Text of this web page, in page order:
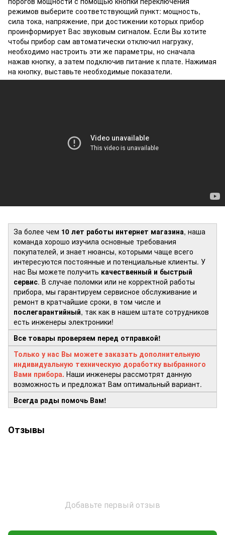
режимов выберите соответствующий пункт: мощность,
сила тока, напряжение, при достижении которых прибор
проинформирует Вас звуковым сигналом. Если Вы хотите
чтобы прибор сам автоматически отключил нагрузку,
необходимо настроить эти же параметры, но сначала
нажав кнопку, а затем подключив питание к плате. Нажимая
на кнопку, выставьте необходимые показатели.
За более чем 10 лет работы интернет магазина, наша
команда хорошо изучила основные требования
покупателей, и знает нюансы, которыми чаще всего
интересуются постоянные и потенциальные клиенты. У
нас Вы можете получить качественный и быстрый
сервис. В случае поломки или не корректной работы
прибора, мы гарантируем сервисное обслуживание и
ремонт в кратчайшие сроки, в том числе и
послегарантийный, так как в нашем штате сотрудников
есть инженеры электроники!
Все товары проверяем перед отправкой!
Только у нас Вы можете заказать дополнительную
индивидуальную техническую доработку выбранного
Вами прибора. Наши инженеры рассмотрят данную
возможность и предложат Вам оптимальный вариант.
Всегда рады помочь Вам!
Отзывы
Добавьте первый отзыв